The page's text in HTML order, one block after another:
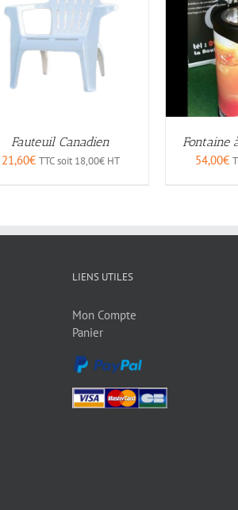
Fauteuil Canadien
21,60€ TTC soit 18,00€HT
Fontaine
54,00€
LIENS UTILES
Mon Compte
Panier